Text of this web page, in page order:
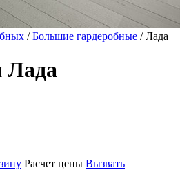
/Большие гардеробные / Лада
Лада
Расчет цены Вызвать